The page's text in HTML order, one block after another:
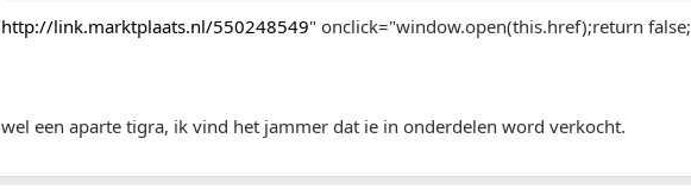
http://link.marktplaats.nl/550248549" onclick="window.open(this.href);return false;
wel een aparte tigra, ik vind het jammer dat ie in onderdelen word verkocht.